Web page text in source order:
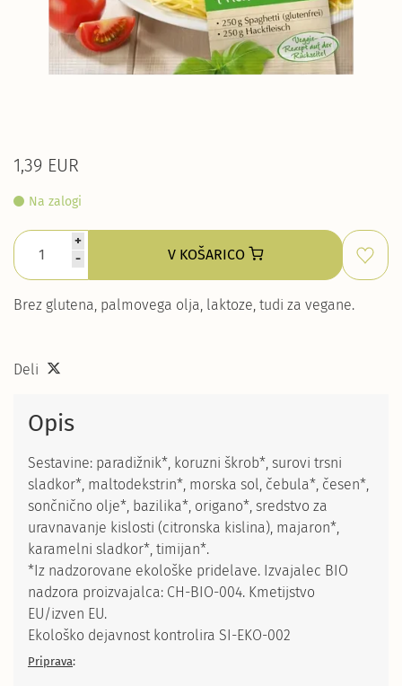
1,39 EUR
Na zalogi
+
-
V KOŠARICO
Brez glutena, palmovega olja, laktoze, tudi za vegane.
Deli
Opis
Sestavine: paradižnik*, koruzni škrob*, surovi trsni
sladkor*, maltodekstrin*, morska sol, čebula*, česen*,
sončnično olje*, bazilika*, origano*, sredstvo za
uravnavanje kislosti (citronska kislina), majaron*,
karamelni sladkor*, timijan*.
*Iz nadzorovane ekološke pridelave. Izvajalec BIO
nadzora proizvajalca: CH-BIO-004. Kmetijstvo
EU/izven EU.
Ekološko dejavnost kontrolira SI-EKO-002
Priprava: